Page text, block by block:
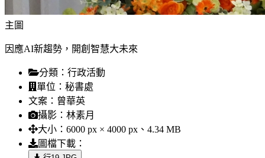
主圖
因應AI新趨勢，開創智慧大未來
分類： 行政活動
單位： 秘書處
文案： 曾華英
攝影： 林素月
大小： 6000 px × 4000 px、4.34 MB
圖檔下載：